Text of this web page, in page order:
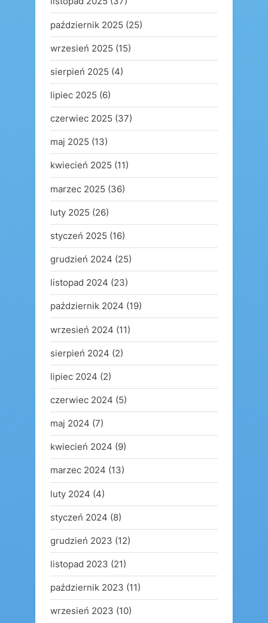
październik 2025 (25)
wrzesień 2025 (15)
sierpień 2025 (4)
lipiec 2025 (6)
czerwiec 2025 (37)
maj 2025 (13)
kwiecień 2025 (11)
marzec 2025 (36)
luty 2025 (26)
styczeń 2025 (16)
grudzień 2024 (25)
listopad 2024 (23)
październik 2024 (19)
wrzesień 2024 (11)
sierpień 2024 (2)
lipiec 2024 (2)
czerwiec 2024 (5)
maj 2024 (7)
kwiecień 2024 (9)
marzec 2024 (13)
luty 2024 (4)
styczeń 2024 (8)
grudzień 2023 (12)
listopad 2023 (21)
październik 2023 (11)
wrzesień 2023 (10)